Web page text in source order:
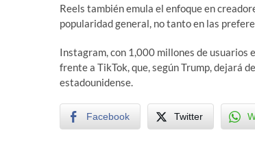
Reels también emula el enfoque en
popularidad general, no tanto en las
Instagram, con 1,000 millones de usuarios
frente a TikTok, que, según Trump, dejará
estadounidense.
Facebook Twitter